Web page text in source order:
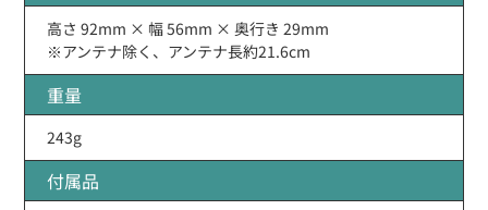
高さ 92mm × 幅 56mm × 奥行き 29mm
※アンテナ除く、アンテナ長約21.6cm
重量
243g
付属品